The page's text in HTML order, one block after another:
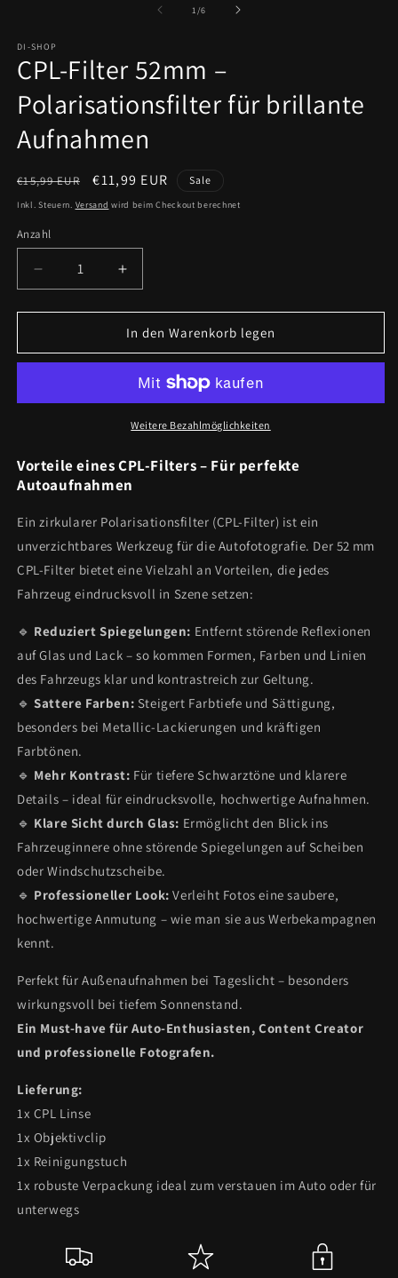
1/von
6
DI-SHOP
CPL-Filter 52mm –
Polarisationsfilter für brillante
Aufnahmen
Normaler
Preis
€15,99 EUR Verkaufspreis
€11,99 EUR Sale
Inkl. Steuern. Versand wird beim Checkout berechnet
Anzahl
Anzahl
Verringere
die
Menge
CPL-
–
Polarisationsfilter
brillante
Aufnahmen
Erhöhe
die
Menge
für
CPL-
52mm
–
Polarisationsfilter
brillante
Aufnahmen
In den Warenkorb legen
Weitere Bezahlmöglichkeiten
Vorteile eines CPL-Filters – Für perfekte
Autoaufnahmen
Ein zirkularer Polarisationsfilter (CPL-Filter) ist ein
unverzichtbares Werkzeug für die Autofotografie. Der 52 mm
CPL-Filter bietet eine Vielzahl an Vorteilen, die jedes
Fahrzeug eindrucksvoll in Szene setzen:
🔹 Reduziert Spiegelungen: Entfernt störende Reflexionen
auf Glas und Lack – so kommen Formen, Farben und Linien
des Fahrzeugs klar und kontrastreich zur Geltung.
🔹Sattere Farben: Steigert Farbtiefe und Sättigung,
besonders bei Metallic-Lackierungen und kräftigen
Farbtönen.
🔹 Mehr Kontrast: Für tiefere Schwarztöne und klarere
Details – ideal für eindrucksvolle, hochwertige Aufnahmen.
🔹 Klare Sicht durch Glas: Ermöglicht den Blick ins
Fahrzeuginnere ohne störende Spiegelungen auf Scheiben
oder Windschutzscheibe.
🔹 Professioneller Look: Verleiht Fotos eine saubere,
hochwertige Anmutung – wie man sie aus Werbekampagnen
kennt.
Perfekt für Außenaufnahmen bei Tageslicht – besonders
wirkungsvoll bei tiefem Sonnenstand.
Ein Must-have für Auto-Enthusiasten, Content Creator
und professionelle Fotografen.
Lieferung:
1x CPL Linse
1x Objektivclip
1x Reinigungstuch
1x robuste Verpackung ideal zum verstauen im Auto oder für
unterwegs